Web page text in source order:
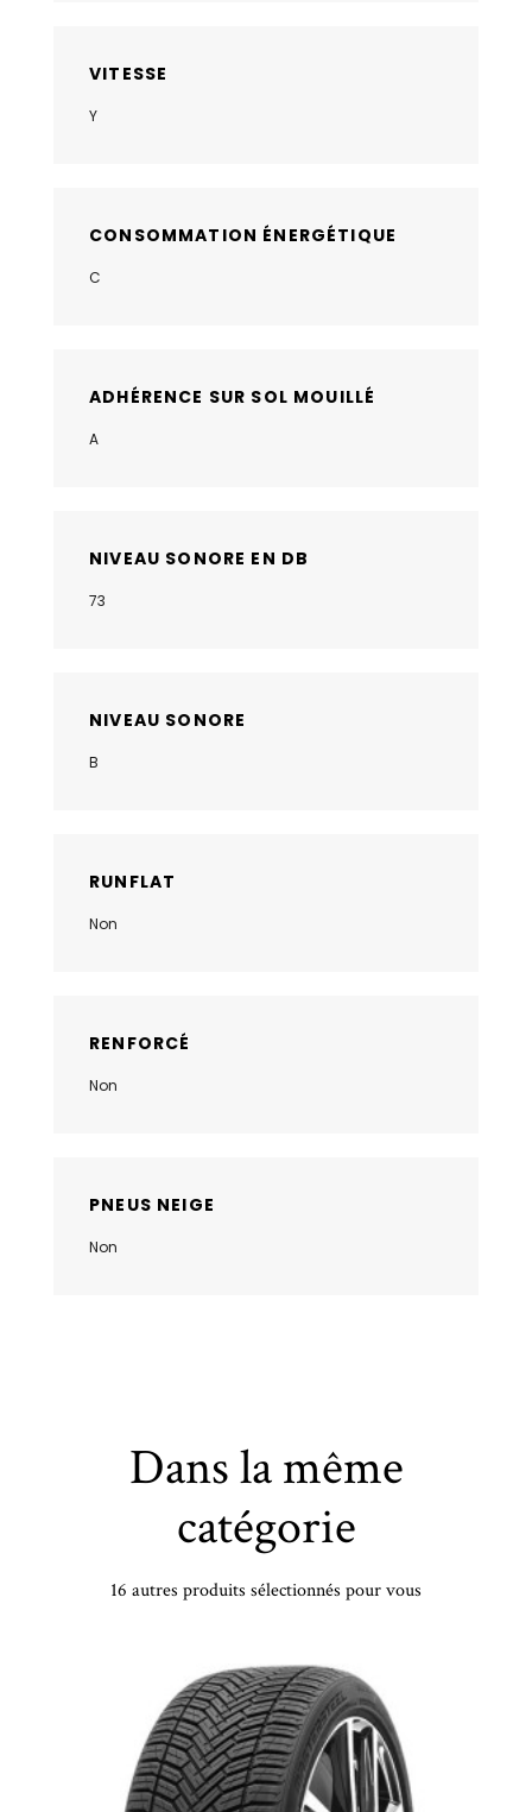
VITESSE
Y
CONSOMMATION ÉNERGÉTIQUE
C
ADHÉRENCE SUR SOL MOUILLÉ
A
NIVEAU SONORE EN DB
73
NIVEAU SONORE
B
RUNFLAT
Non
RENFORCÉ
Non
PNEUS NEIGE
Non
Dans la même
catégorie
16 autres produits sélectionnés pour vous